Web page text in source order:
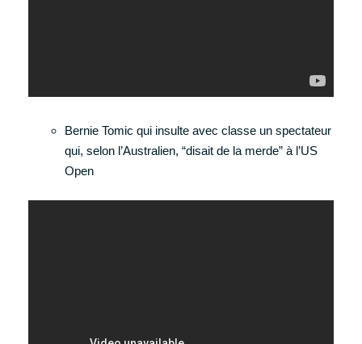
Bernie Tomic qui insulte avec classe un spectateur
qui, selon l’Australien, “disait de la merde” à l’US
Open